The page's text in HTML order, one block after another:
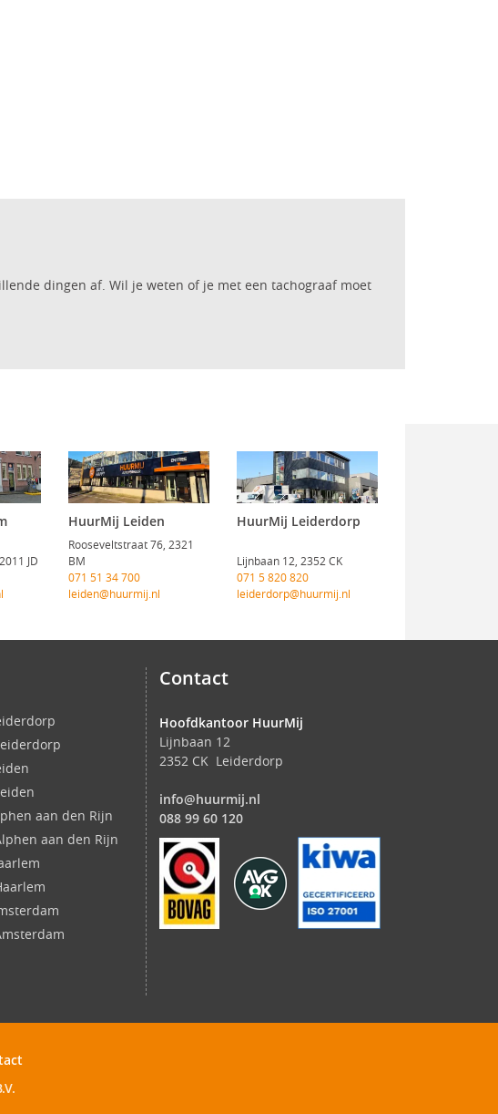
dingen af. Wil je weten of je met een tachograaf moet
JD
HuurMij Leiden
Rooseveltstraat 76, 2321
BM
071 51 34 700
leiden@huurmij.nl
HuurMij Leiderdorp
Lijnbaan 12, 2352 CK
071 5 820 820
leiderdorp@huurmij.nl
aan den Rijn
aan den Rijn
Contact
Hoofdkantoor HuurMij
Lijnbaan 12
2352 CK Leiderdorp
info@huurmij.nl
088 99 60 120